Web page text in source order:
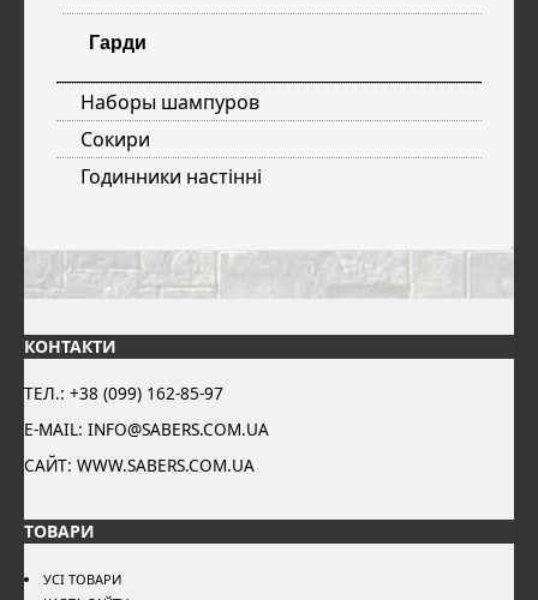
Гарди
Наборы шампуров
Сокири
Годинники настінні
КОНТАКТИ
ТЕЛ.: +38 (099) 162-85-97
E-MAIL: INFO@SABERS.COM.UA
САЙТ: WWW.SABERS.COM.UA
ТОВАРИ
УСІ ТОВАРИ